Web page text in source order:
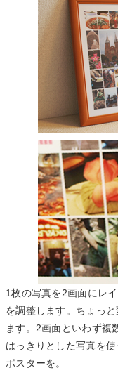
1枚の写真を2画面にレ
を調整します。ちょっ
ます。2画面といわず複
はっきりとした写真を
ポスターを。